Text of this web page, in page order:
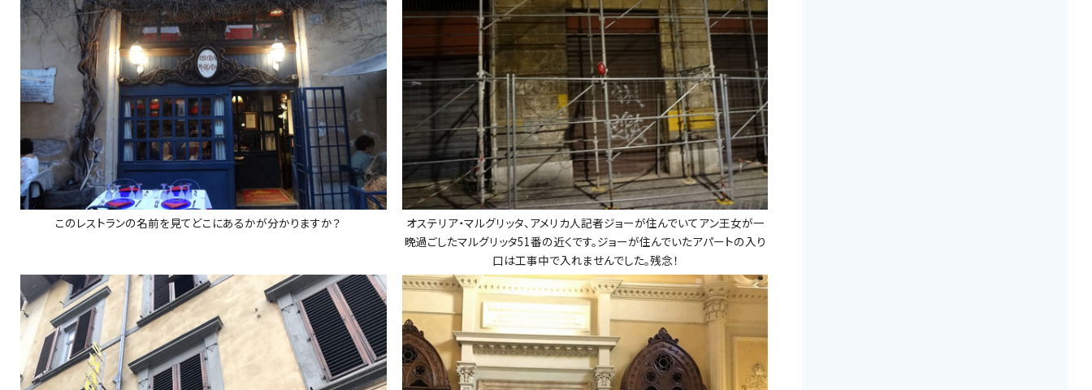
このレストランの名前を見てどこにあるかが分かりますか？
オステリア・マルグリッタ、アメリカ人記者ジョーが住んでいてアン王女が一
晩過ごしたマルグリッタ51番の近くです。ジョーが住んでいたアパートの入り
口は工事中で入れませんでした。残念！